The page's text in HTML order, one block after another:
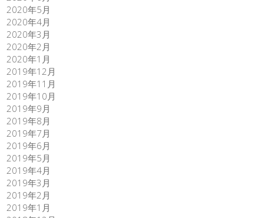
2020年5月
2020年4月
2020年3月
2020年2月
2020年1月
2019年12月
2019年11月
2019年10月
2019年9月
2019年8月
2019年7月
2019年6月
2019年5月
2019年4月
2019年3月
2019年2月
2019年1月